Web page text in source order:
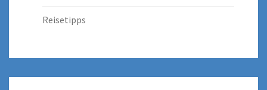
Reisetipps